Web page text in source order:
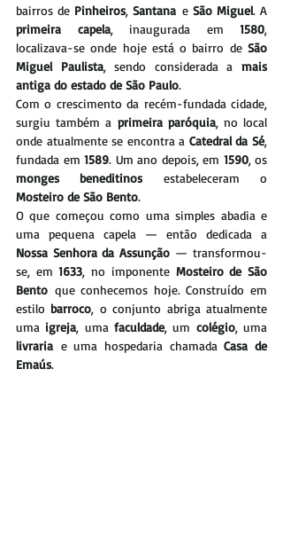
bairros de Pinheiros, Santana e São Miguel
primeira capela, inaugurada em 1580,
localizava-se onde hoje está o bairro de São
Miguel Paulista, sendo considerada a mais
antiga do estado de São Paulo.
Com o crescimento da recém-fundada cidade,
surgiu também a primeira paróquia, no local
onde atualmente se encontra a Catedral da Sé,
fundada em 1589. Um ano depois, em 1590
monges beneditinos
Mosteiro de São Bento.
O que começou como uma simples abadia e
Nossa Senhora da Assunção — transformou-
se, em 1633, no imponente Mosteiro de São
Bento que conhecemos hoje. Construído em
estilo barroco, o conjunto abriga atualmente
uma igreja, uma faculdade, um colégio
livraria e uma hospedaria chamada Casa de
Emaús.